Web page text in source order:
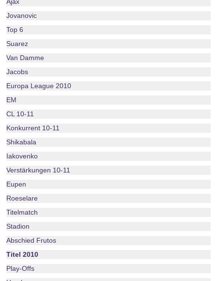
Jovanovic
Top 6
Suarez
Van Damme
Jacobs
Europa League 2010
EM
CL 10-11
Konkurrent 10-11
Shikabala
Iakovenko
Verstärkungen 10-11
Eupen
Roeselare
Titelmatch
Stadion
Abschied Frutos
Titel 2010
Play-Offs